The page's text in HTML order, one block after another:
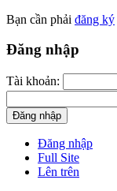
Bạn cần phải đăng ký
Đăng nhập
Tài khoản:
Đăng nhập
Đăng nhập
Full Site
Lên trên